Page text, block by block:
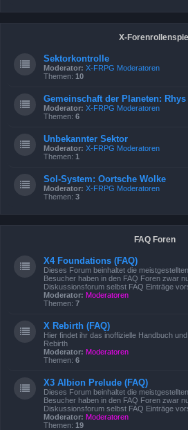
X-Forenrollenspiel
Sektorkontrolle
Moderator: X-FRPG Moderatoren
Themen: 10
Gemeinschaft der Planeten:
Moderator: X-FRPG Moderatoren
Themen: 6
Unbekannter Sektor
Moderator: X-FRPG Moderatoren
Themen: 1
Sol-System: Oortsche Wolke
Moderator: X-FRPG Moderatoren
Themen: 3
FAQ Foren
X4 Foundations (FAQ)
Dieses Forum beinhaltet die
Besucher haben in den FAQ Foren zwar
Diskussionsforum selbst FAQ Einträge
Moderator: Moderatoren
Themen: 7
X Rebirth (FAQ)
Hier findet ihr das inoffizielle Handbuch
Rebirth
Moderator: Moderatoren
Themen: 6
X3 Albion Prelude (FAQ)
Dieses Forum beinhaltet die
Besucher haben in den FAQ Foren zwar
Diskussionsforum selbst FAQ Einträge
Moderator: Moderatoren
Themen: 19